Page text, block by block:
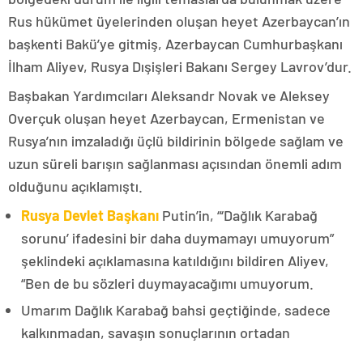
Rus hükümet üyelerinden oluşan heyet Azerbaycan’ın
başkenti Bakü’ye gitmiş, Azerbaycan Cumhurbaşkanı
İlham Aliyev, Rusya Dışişleri Bakanı Sergey Lavrov’dur.
Başbakan Yardımcıları Aleksandr Novak ve Aleksey
Overçuk oluşan heyet Azerbaycan, Ermenistan ve
Rusya’nın imzaladığı üçlü bildirinin bölgede sağlam ve
uzun süreli barışın sağlanması açısından önemli adım
olduğunu açıklamıştı.
Rusya Devlet Başkanı Putin’in, “‘Dağlık Karabağ
sorunu’ ifadesini bir daha duymamayı umuyorum”
şeklindeki açıklamasına katıldığını bildiren Aliyev,
“Ben de bu sözleri duymayacağımı umuyorum.
Umarım Dağlık Karabağ bahsi geçtiğinde, sadece
kalkınmadan, savaşın sonuçlarının ortadan